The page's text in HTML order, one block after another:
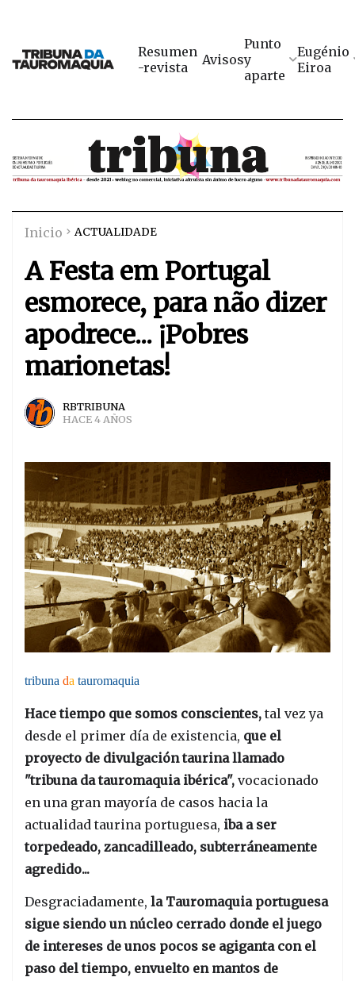
Resumen
-revista
Avisos
Punto
y
aparte
Eugénio
Eiroa
Inicio ACTUALIDADE
A Festa em Portugal
esmorece, para não dizer
apodrece... ¡Pobres
marionetas!
RBTRIBUNA
HACE 4 AÑOS
tribuna da tauromaquia
Hace tiempo que somos conscientes, tal vez ya
desde el primer día de existencia, que el
proyecto de divulgación taurina llamado
"tribuna da tauromaquia ibérica", vocacionado
en una gran mayoría de casos hacia la
actualidad taurina portuguesa, iba a ser
torpedeado, zancadilleado, subterráneamente
agredido...
Desgraciadamente, la Tauromaquia portuguesa
sigue siendo un núcleo cerrado donde el juego
de intereses de unos pocos se agiganta con el
paso del tiempo, envuelto en mantos de